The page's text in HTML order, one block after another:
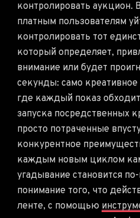
контролировать
платным пользователям
контролировать тот
который определяет,
внимание или будет
секунды: само
где каждый показ
запуска посредственных
просто потраченные
конкурентное
каждым новым циклом
угадывание становится
понимание того, что
ленте, с помощью